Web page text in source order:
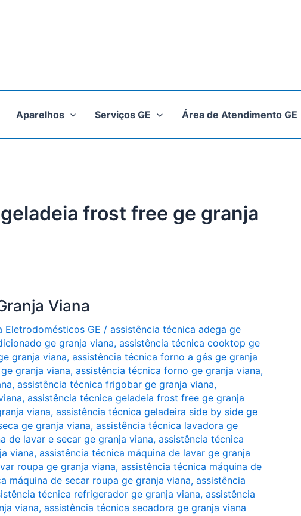
Aparelhos Serviços GE Área de Atendimento GE
frost free ge granja
Viana
Eletrodomésticos GE / assistência técnica adega ge
ge granja viana, assistência técnica cooktop ge
granja viana, assistência técnica forno a gás ge granja
granja viana, assistência técnica forno ge granja viana,
, assistência técnica frigobar ge granja viana,
, assistência técnica geladeia frost free ge granja
viana, assistência técnica geladeira side by side ge
ge granja viana, assistência técnica lavadora ge
de lavar e secar ge granja viana, assistência técnica
viana, assistência técnica máquina de lavar ge granja
roupa ge granja viana, assistência técnica máquina de
máquina de secar roupa ge granja viana, assistência
técnica refrigerador ge granja viana, assistência
viana, assistência técnica secadora ge granja viana